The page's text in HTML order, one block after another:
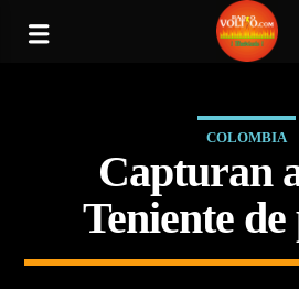
COLOMBIA
Capturan
Teniente